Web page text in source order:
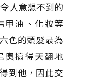
人意想不到的
甲油、化妝等
色的頭髮最為
奧搞得天翻地
到他，因此交